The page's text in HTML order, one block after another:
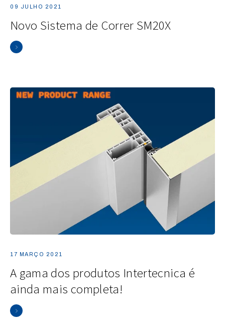
09 JULHO 2021
Novo Sistema de Correr SM20X
17 MARÇO 2021
A gama dos produtos Intertecnica é
ainda mais completa!